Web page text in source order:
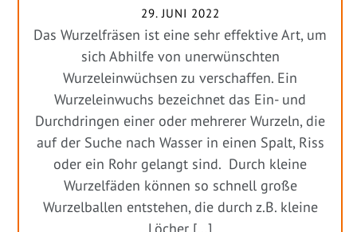
29. JUNI 2022
Das Wurzelfräsen ist eine sehr effektive Art, um
sich Abhilfe von unerwünschten
Wurzeleinwüchsen zu verschaffen. Ein
Wurzeleinwuchs bezeichnet das Ein- und
Durchdringen einer oder mehrerer Wurzeln, die
auf der Suche nach Wasser in einen Spalt, Riss
oder ein Rohr gelangt sind. Durch kleine
Wurzelfäden können so schnell große
Wurzelballen entstehen, die durch z.B. kleine